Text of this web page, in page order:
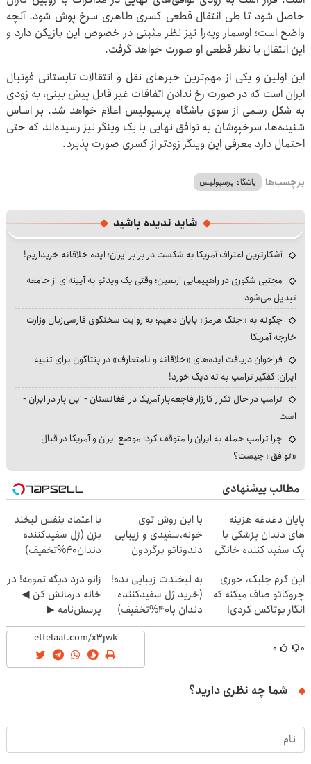
حاصل شود تا طی انتقال قطعی کسری طاهری سرخ پوش شود. آنچه
واضح است؛ اوسمار ویه‌را نیز نظر مثبتی در خصوص این بازیکن دارد و
این انتقال با نظر قطعی او صورت خواهد گرفت.
این اولین و یکی از مهم‌ترین خبرهای نقل و انتقالات تابستانی فوتبال
ایران است که در صورت رخ ندادن اتفاقات غیر قابل پیش بینی، به زودی
به شکل رسمی از سوی باشگاه پرسپولیس اعلام خواهد شد. بر اساس
شنیده‌ها، سرخپوشان به توافق نهایی با یک وینگر نیز رسیده‌اند که حتی
احتمال دارد معرفی این وینگر زودتر از کسری صورت پذیرد.
برچسب‌ها باشگاه پرسپولیس
شاید ندیده باشید
آشکارترین اعتراف آمریکا به شکست در برابر ایران؛ ایده خلاقانه خریداریم!
مجتبی شکوری در راهپیمایی اربعین؛ وقتی یک ویدئو به آیینه‌ای از جامعه
تبدیل می‌شود
چگونه به «جنگ هرمز» پایان دهیم؛ به روایت سخنگوی فارسی‌زبان وزارت
خارجه آمریکا
فراخوان دریافت ایده‌های «خلاقانه و نامتعارف» در پنتاگون برای تنبیه
ایران؛ کفگیر ترامپ به ته دیگ خورد!
ترامپ در حال تکرار کارزار فاجعه‌بار آمریکا در افغانستان - این بار در ایران -
است
چرا ترامپ حمله به ایران را متوقف کرد؛ موضع ایران و آمریکا در قبال
«توافق» چیست؟
مطالب پیشنهادی
پایان دغدغه هزینه
های دندان پزشکی با
پک سفید کننده خانگی
با این روش توی
خونه،سفیدی و زیبایی
دندوناتو برگردون
با اعتماد بنفس لبخند
بزن (ژل سفیدکننده
دندان40%تخفیف)
این کرم جلبک، جوری
چروکاتو صاف میکنه که
انگار بوتاکس کردی!
(تخفیف ویژه)
به لبخندت زیبایی بده!
(خرید ژل سفیدکننده
دندان با40%تخفیف)
زانو درد دیگه تمومه! در
خانه درمانش کن ◀
پرسش‌نامه ▶
۰ ۰
شما چه نظری دارید؟